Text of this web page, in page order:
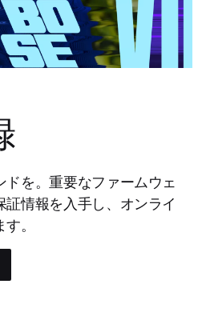
ドを。重要なファームウェ
情報を入手し、オンライ
。